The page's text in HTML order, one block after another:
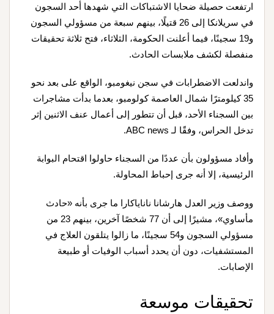
ارتفعت حصيلة ضحايا الاشتباكات التي شهدها أحد السجون
في سريلانكا إلى 26 قتيلًا، بينهم سبعة من مسؤولي السجون
و19 سجينًا، فيما أعلنت الحكومة، الثلاثاء، فتح ثلاثة تحقيقات
منفصلة لكشف ملابسات الحادث.
واندلعت الاضطرابات في سجن نيغومبو، الواقع على بعد نحو
35 كيلومترًا شمال العاصمة كولومبو، بعدما بدأت مشاجرات
بين السجناء الأحد، قبل أن تتطور إلى أعمال عنف الاثنين إثر
تدخل الحراس، وفقًَا لـ ABC news.
وأفاد مسؤولون بأن عددًا من السجناء حاولوا اقتحام البوابة
الرئيسية، إلا أنه جرى إحباط المحاولة.
ووصف وزير العدل هارشانا ناناياكارا ما جرى بأنه «حادث
مأساوي»، مشيرًا إلى أن 77 شخصًا آخرين، بينهم 23 من
مسؤولي السجون و54 سجينًا، ما زالوا يتلقون العلاج في
المستشفيات، دون أن يحدد أسباب الوفيات أو طبيعة
الإصابات.
تحقيقات موسعة